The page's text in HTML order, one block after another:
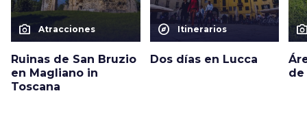
photo_camera Atracciones
Ruinas de San Bruzio
en Magliano in
Toscana
explore Itinerarios
Dos días en Lucca
de